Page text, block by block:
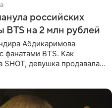
российских
на 2 млн рублей
Абдикаримова
фанатами BTS. Как
девушка продавала